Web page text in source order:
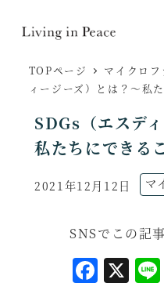
TOPページ マイクロフ
ィージーズ）とは？～私
SDGs（エスデ
私たちにできる
投稿日
2021年12月12日 記
マ
SNSでこの記
F X